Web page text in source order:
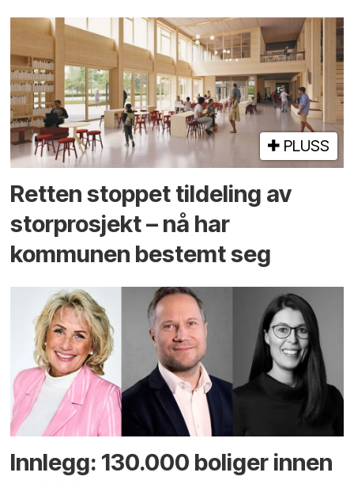
PLUSS
Retten stoppet tildeling av
storprosjekt – nå har
kommunen bestemt seg
Innlegg: 130.000 boliger innen